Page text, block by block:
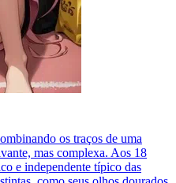
os traços de uma
mas complexa. Aos 18
e independente típico das